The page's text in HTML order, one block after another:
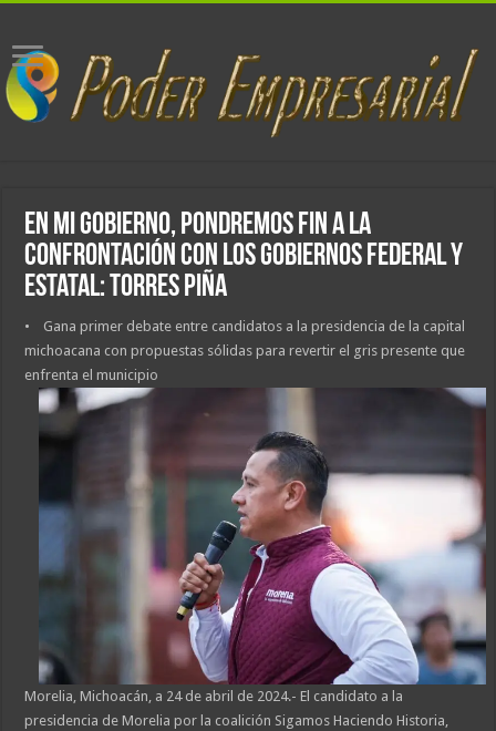
En mi gobierno, pondremos fin a la
confrontación con los gobiernos federal y
estatal: Torres Piña
• Gana primer debate entre candidatos a la presidencia de la capital
michoacana con propuestas sólidas para revertir el gris presente que
enfrenta el municipio
Morelia, Michoacán, a 24 de abril de 2024.- El candidato a la
presidencia de Morelia por la coalición Sigamos Haciendo Historia,